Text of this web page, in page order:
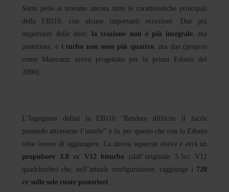
Sotto pelle si trovano ancora tutte le caratteristiche principali
della EB110, con alcune importanti eccezioni. Due più
importanti delle altre: la trazione non è più integrale , ma
posteriore, e i turbo non sono più quattro , ma due (proprio
come Materazzi aveva progettato per la prima Edonis del
2000).
L’Ingegnere definì la EB110 “Rendere difficile il facile
passando attraverso l’inutile” e fu per questo che con la Edonis
tolse invece di aggiungere. La nuova supercar aveva e avrà un
propulsore 3.8 cc V12 biturbo (dall’originale 3.5cc V12
quadriturbo) che, nell’attuale configurazione, raggiunge i 720
cv sulle sole ruote posteriori.